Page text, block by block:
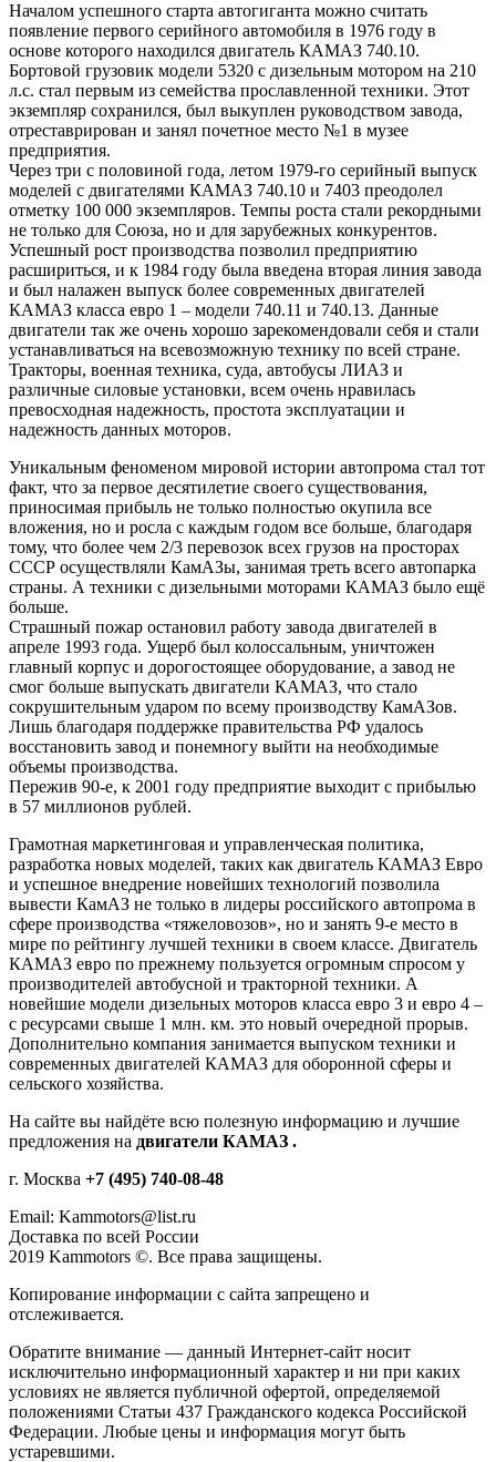
Началом успешного старта автогиганта можно считать
появление первого серийного автомобиля в 1976 году в
основе которого находился двигатель КАМАЗ 740.10.
Бортовой грузовик модели 5320 с дизельным мотором на 210
л.с. стал первым из семейства прославленной техники. Этот
экземпляр сохранился, был выкуплен руководством завода,
отреставрирован и занял почетное место №1 в музее
предприятия.
Через три с половиной года, летом 1979-го серийный выпуск
моделей с двигателями КАМАЗ 740.10 и 7403 преодолел
отметку 100 000 экземпляров. Темпы роста стали рекордными
не только для Союза, но и для зарубежных конкурентов.
Успешный рост производства позволил предприятию
расшириться, и к 1984 году была введена вторая линия завода
и был налажен выпуск более современных двигателей
КАМАЗ класса евро 1 – модели 740.11 и 740.13. Данные
двигатели так же очень хорошо зарекомендовали себя и стали
устанавливаться на всевозможную технику по всей стране.
Тракторы, военная техника, суда, автобусы ЛИАЗ и
различные силовые установки, всем очень нравилась
превосходная надежность, простота эксплуатации и
надежность данных моторов.
Уникальным феноменом мировой истории автопрома стал тот
факт, что за первое десятилетие своего существования,
приносимая прибыль не только полностью окупила все
вложения, но и росла с каждым годом все больше, благодаря
тому, что более чем 2/3 перевозок всех грузов на просторах
СССР осуществляли КамАЗы, занимая треть всего автопарка
страны. А техники с дизельными моторами КАМАЗ было ещё
больше.
Страшный пожар остановил работу завода двигателей в
апреле 1993 года. Ущерб был колоссальным, уничтожен
главный корпус и дорогостоящее оборудование, а завод не
смог больше выпускать двигатели КАМАЗ, что стало
сокрушительным ударом по всему производству КамАЗов.
Лишь благодаря поддержке правительства РФ удалось
восстановить завод и понемногу выйти на необходимые
объемы производства.
Пережив 90-е, к 2001 году предприятие выходит с прибылью
в 57 миллионов рублей.
Грамотная маркетинговая и управленческая политика,
разработка новых моделей, таких как двигатель КАМАЗ Евро
и успешное внедрение новейших технологий позволила
вывести КамАЗ не только в лидеры российского автопрома в
сфере производства «тяжеловозов», но и занять 9-е место в
мире по рейтингу лучшей техники в своем классе. Двигатель
КАМАЗ евро по прежнему пользуется огромным спросом у
производителей автобусной и тракторной техники. А
новейшие модели дизельных моторов класса евро 3 и евро 4 –
с ресурсами свыше 1 млн. км. это новый очередной прорыв.
Дополнительно компания занимается выпуском техники и
современных двигателей КАМАЗ для оборонной сферы и
сельского хозяйства.
На сайте вы найдёте всю полезную информацию и лучшие
предложения на двигатели КАМАЗ .
г. Москва +7 (495) 740-08-48
Еmail: Kammotors@list.ru
Доставка по всей России
2019 Kammotors ©. Все права защищены.
Копирование информации с сайта запрещено и
отслеживается.
Обратите внимание — данный Интернет-сайт носит
исключительно информационный характер и ни при каких
условиях не является публичной офертой, определяемой
положениями Статьи 437 Гражданского кодекса Российской
Федерации. Любые цены и информация могут быть
устаревшими.